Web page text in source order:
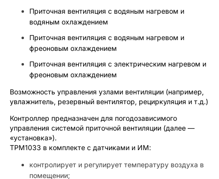
Приточная вентиляция с водяным нагревом и
водяным охлаждением
Приточная вентиляция с водяным нагревом и
фреоновым охлаждением
Приточная вентиляция с электрическим нагревом и
фреоновым охлаждением
Возможность управления узлами вентиляции (например,
увлажнитель, резервный вентилятор, рециркуляция и т.д.)
Контроллер предназначен для погодозависимого
управления системой приточной вентиляции (далее —
«установка»).
ТРМ1033 в комплекте с датчиками и ИМ:
контролирует и регулирует температуру воздуха в
помещении;